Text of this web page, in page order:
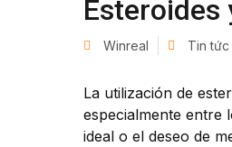
Esteroides
Winreal Tin tức
La utilización de
especialmente entre
ideal o el deseo de